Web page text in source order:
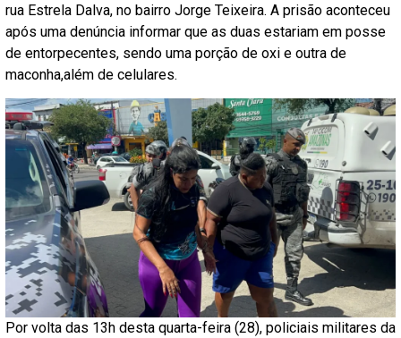
rua Estrela Dalva, no bairro Jorge Teixeira. A prisão aconteceu
após uma denúncia informar que as duas estariam em posse
de entorpecentes, sendo uma porção de oxi e outra de
maconha,além de celulares.
Por volta das 13h desta quarta-feira (28), policiais militares da